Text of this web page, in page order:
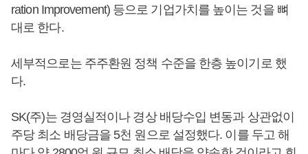
ration Improvement) 등으로 기업가치를 높이는 것을 뼈
대로 한다.
세부적으로는 주주환원 정책 수준을 한층 높이기로 했
다.
SK(주)는 경영실적이나 경상 배당수입 변동과 상관없이
주당 최소 배당금을 5천 원으로 설정했다. 이를 두고 해